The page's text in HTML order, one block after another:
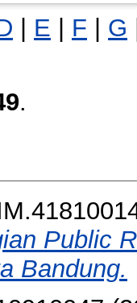
E F G
.
Public
Bandung.